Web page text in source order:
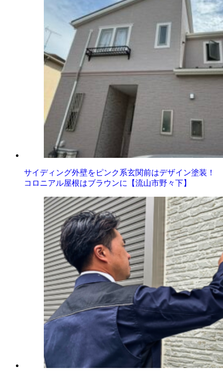
サイディング外壁をピンク系玄関前はデザイン塗装！
コロニアル屋根はブラウンに【流山市野々下】